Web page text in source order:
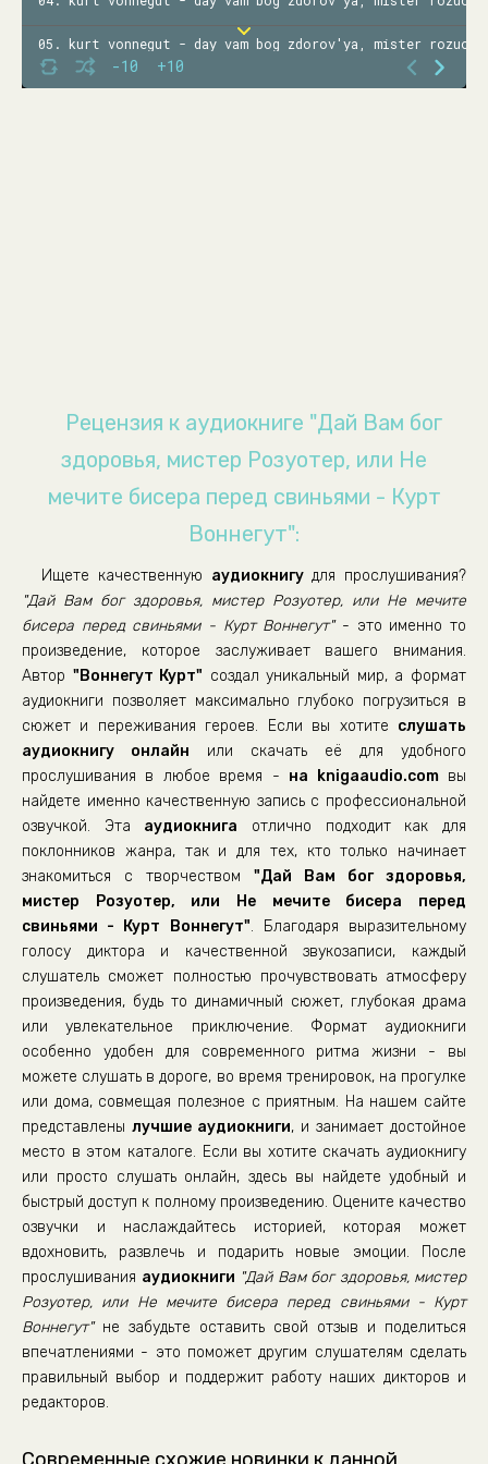
-10 +10
05. kurt vonnegut - day vam bog zdorov'ya, mister
06. kurt vonnegut - day vam bog zdorov'ya, mister
14. kurt vonnegut - day vam bog zdorov'ya, mister
16. kurt vonnegut - day vam bog zdorov'ya, mister
17. kurt vonnegut - day vam bog zdorov'ya, mister
18. kurt vonnegut - day vam bog zdorov'ya, mister
19. kurt vonnegut - day vam bog zdorov'ya, mister
20. kurt vonnegut - day vam bog zdorov'ya, mister
21. kurt vonnegut - day vam bog zdorov'ya, mister
22. kurt vonnegut - day vam bog zdorov'ya, mister
23. kurt vonnegut - day vam bog zdorov'ya, mister
24. kurt vonnegut - day vam bog zdorov'ya, mister
25. kurt vonnegut - day vam bog zdorov'ya, mister
26. kurt vonnegut - day vam bog zdorov'ya, mister
27. kurt vonnegut - day vam bog zdorov'ya, mister
28. kurt vonnegut - day vam bog zdorov'ya, mister
29. kurt vonnegut - day vam bog zdorov'ya, mister
30. kurt vonnegut - day vam bog zdorov'ya, mister
31. kurt vonnegut - day vam bog zdorov'ya, mister
32. kurt vonnegut - day vam bog zdorov'ya, mister
33. kurt vonnegut - day vam bog zdorov'ya, mister
34. kurt vonnegut - day vam bog zdorov'ya, mister
35. kurt vonnegut - day vam bog zdorov'ya, mister
Рецензия к аудиокниге "Дай Вам бог
здоровья, мистер Розуотер, или Не
мечите бисера перед свиньями - Курт
Воннегут":
Ищете качественную аудиокнигудля прослушивания?
"Дай Вам бог здоровья, мистер Розуотер, или Не мечите
бисера перед свиньями - Курт Воннегут"- это именно то
произведение, которое заслуживает вашего внимания.
Автор "Воннегут Курт" создал уникальный мир, а формат
аудиокниги позволяет максимально глубоко погрузиться в
сюжет и переживания героев. Если вы хотите слушать
аудиокнигу онлайн или скачать её для удобного
прослушивания в любое время - на knigaaudio.comвы
найдете именно качественную запись с профессиональной
озвучкой. Эта аудиокнига отлично подходит как для
поклонников жанра, так и для тех, кто только начинает
знакомиться с творчеством "Дай Вам бог здоровья,
мистер Розуотер, или Не мечите бисера перед
свиньями - Курт Воннегут". Благодаря выразительному
голосу диктора и качественной звукозаписи, каждый
слушатель сможет полностью прочувствовать атмосферу
произведения, будь то динамичный сюжет, глубокая драма
или увлекательное приключение. Формат аудиокниги
особенно удобен для современного ритма жизни - вы
можете слушать в дороге, во время тренировок, на прогулке
или дома, совмещая полезное с приятным. На нашем сайте
представлены лучшие аудиокниги, и занимает достойное
место в этом каталоге. Если вы хотите скачать аудиокнигу
или просто слушать онлайн, здесь вы найдете удобный и
быстрый доступ к полному произведению. Оцените качество
озвучки и наслаждайтесь историей, которая может
вдохновить, развлечь и подарить новые эмоции. После
прослушивания аудиокниги "Дай Вам бог здоровья, мистер
Розуотер, или Не мечите бисера перед свиньями - Курт
Воннегут"не забудьте оставить свой отзыв и поделиться
впечатлениями - это поможет другим слушателям сделать
правильный выбор и поддержит работу наших дикторов и
редакторов.